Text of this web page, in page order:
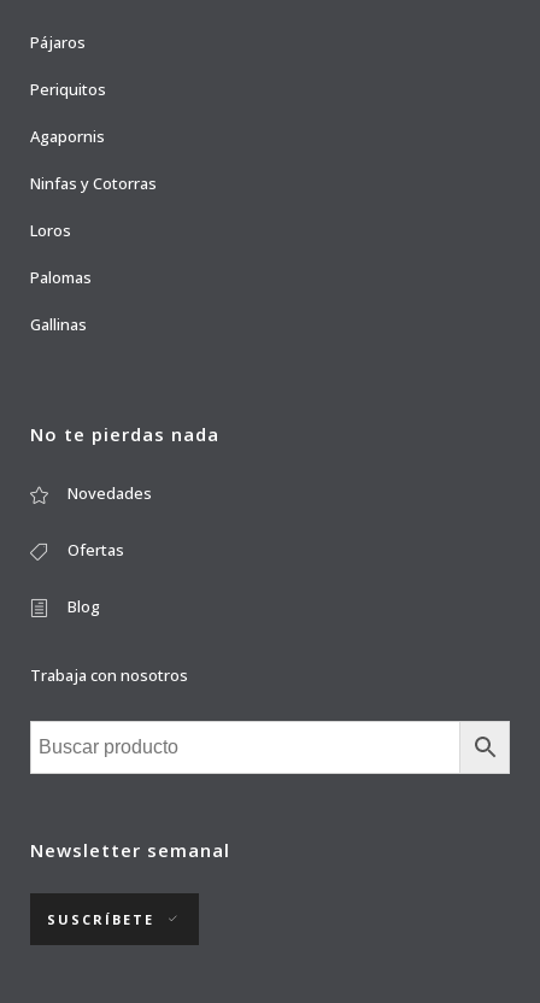
Pájaros
Periquitos
Agapornis
Ninfas y Cotorras
Loros
Palomas
Gallinas
No te pierdas nada
Novedades
Ofertas
Blog
Trabaja con nosotros
Newsletter semanal
SUSCRÍBETE